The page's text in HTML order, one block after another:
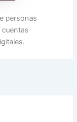
personas
cuentas